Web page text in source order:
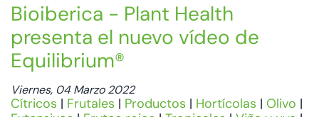
Bioiberica - Plant Health
presenta el nuevo vídeo de
Equilibrium®
Viernes, 04 Marzo 2022
Cítricos | Frutales | Productos | Hortícolas | Olivo |